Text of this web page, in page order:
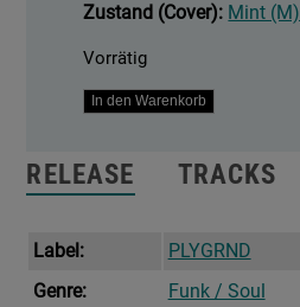
Zustand (Cover): Mint (M)
Vorrätig
The
Suite
Menge
In den Warenkorb
RELEASE TRACKS
Label:
PLYGRND
Genre:
Funk / Soul